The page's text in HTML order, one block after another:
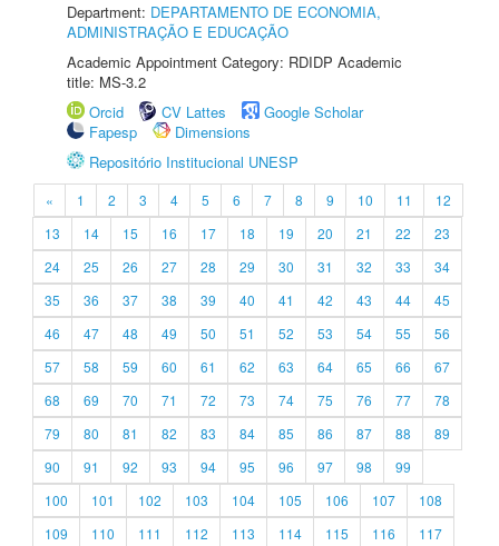
Department: DEPARTAMENTO DE ECONOMIA,
ADMINISTRAÇÃO E EDUCAÇÃO
Academic Appointment Category: RDIDP Academic
title: MS-3.2
Orcid
CV Lattes
Google Scholar
Fapesp
Dimensions
Repositório Institucional UNESP
« 1 2 3 4 5 6 7 8 9 10 11
12
13
14 15 16 17 18 19 20 21 22
23
24
25 26 27 28 29 30 31 32 33
34
35
36 37 38 39 40 41 42 43 44
45
46
47 48 49 50 51 52 53 54 55
56
57
58 59 60 61 62 63 64 65 66
67
68
69 70 71 72 73 74 75 76 77
78
79
80 81 82 83 84 85 86 87 88
89
90
91 92 93 94 95 96 97 98
99
100
101 102 103 104 105 106 107
108
109
110 111 112 113 114 115 116
117